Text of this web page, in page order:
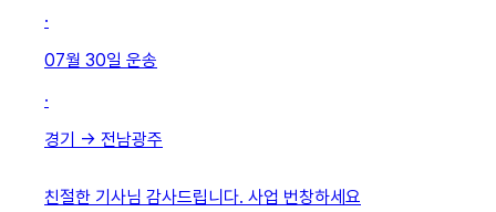
·
07월 30일 운송
·
경기 → 전남광주
친절한 기사님 감사드립니다. 사업 번창하세요